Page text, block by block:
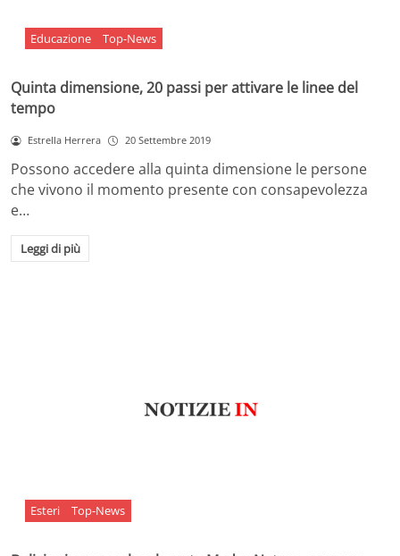
Educazione Top-News
Quinta dimensione, 20 passi per attivare le linee del
tempo
Estrella Herrera 20 Settembre 2019
Possono accedere alla quinta dimensione le persone
che vivono il momento presente con consapevolezza
e…
Leggi di più
Esteri Top-News